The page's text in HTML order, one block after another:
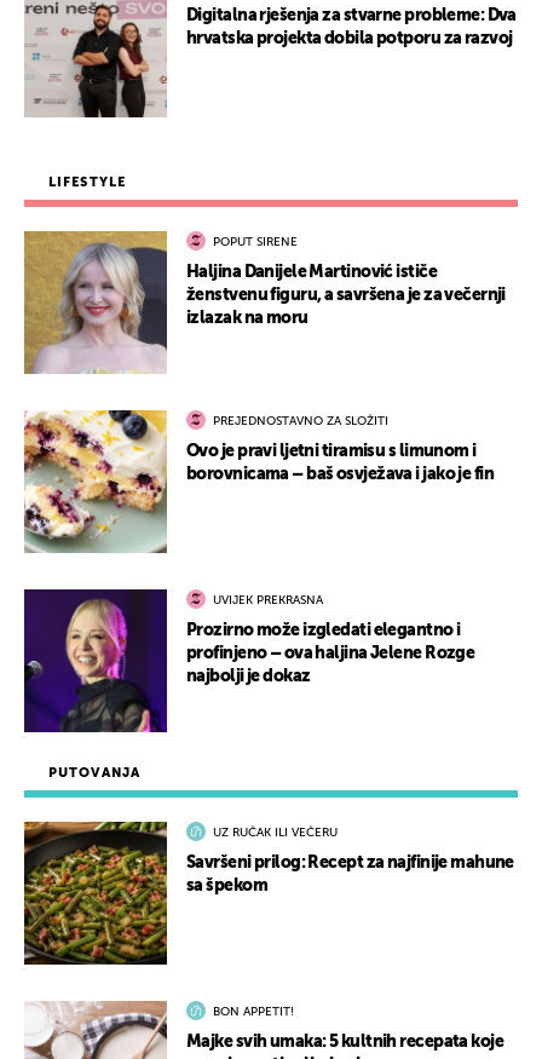
PUTOVANJA
UZ RUČAK ILI VEČERU
Savršeni prilog: Recept za najfinije mahune
sa špekom
BON APPETIT!
Majke svih umaka: 5 kultnih recepata koje
Digitalna rješenja za stvarne probleme: Dva
hrvatska projekta dobila potporu za razvoj
LIFESTYLE
POPUT SIRENE
Haljina Danijele Martinović ističe
ženstvenu figuru, a savršena je za večernji
izlazak na moru
PREJEDNOSTAVNO ZA SLOŽITI
Ovo je pravi ljetni tiramisu s limunom i
borovnicama – baš osvježava i jako je fin
UVIJEK PREKRASNA
Prozirno može izgledati elegantno i
profinjeno – ova haljina Jelene Rozge
najbolji je dokaz